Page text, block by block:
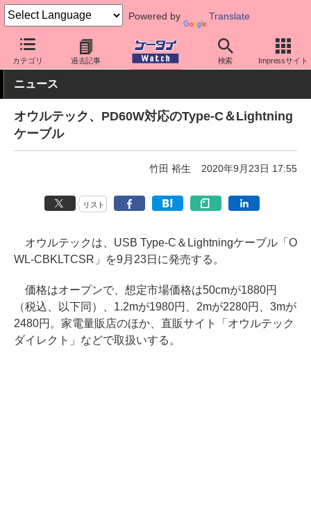
Powered by Translate
カテゴリ 過去記事 検索 Impressサイト
ケータイ Watch 周辺機器/アクセサリー その他
ニュース
オウルテック、PD60W対応のType-C＆Lightning
ケーブル
竹田 裕生 2020年9月23日 17:55
リスト
オウルテックは、USB Type-C＆Lightningケーブル「O
WL-CBKLTCSR」を9月23日に発売する。
価格はオープンで、想定市場価格は50cmが1880円
（税込、以下同）、1.2mが1980円、2mが2280円、3mが
2480円。家電量販店のほか、直販サイト「オウルテック
ダイレクト」などで取扱いする。